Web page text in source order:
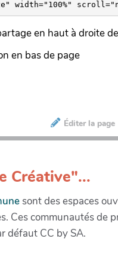
en haut à droite
en bas de page
Éditer la page